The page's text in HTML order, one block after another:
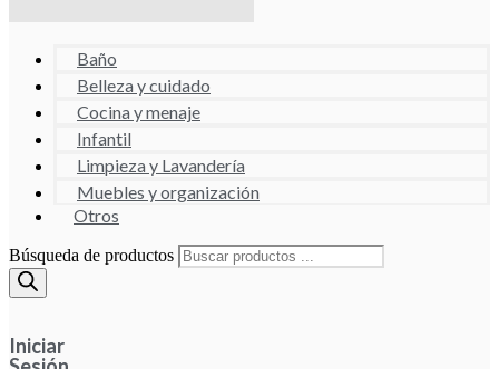
Baño
Belleza y cuidado
Cocina y menaje
Infantil
Limpieza y Lavandería
Muebles y organización
Otros
Búsqueda de productos
Iniciar